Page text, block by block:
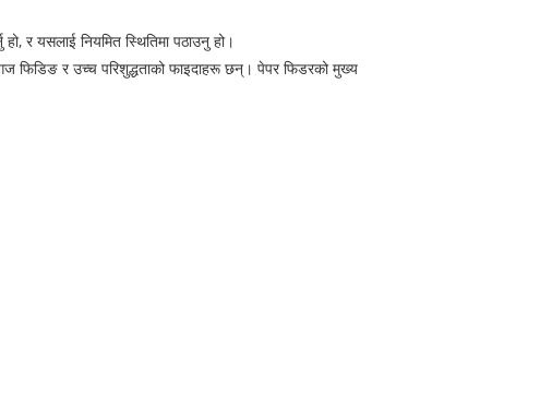
र यसलाई नियमित स्थितिमा पठाउनु हो।
फिडिङ र उच्च परिशुद्धताको फाइदाहरू छन्। पेपर फिडरको मुख्य